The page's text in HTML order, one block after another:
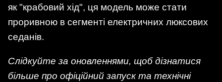
як "крабовий хід", ця модель може стати
проривною в сегменті електричних люксових
седанів.
Слідкуйте за оновленнями, щоб дізнатися
більше про офіційний запуск та технічні